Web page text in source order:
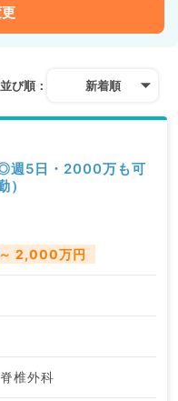
並び順： 新着順
◎週5日・2000万も可
2,000万円
椎外科